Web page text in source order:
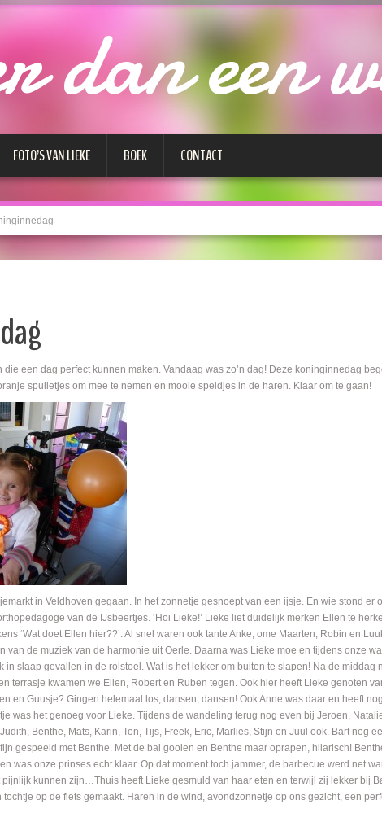
dan een
FOTO’S VAN LIEKE BOEK CONTACT
die een dag perfect kunnen maken. Vandaag was zo’n dag! Deze koninginnedag
spulletjes om mee te nemen en mooie speldjes in de haren. Klaar om te gaan!
in Veldhoven gegaan. In het zonnetje gesnoept van een ijsje. En wie stond er
van de IJsbeertjes. ‘Hoi Lieke!’ Lieke liet duidelijk merken Ellen te
‘Wat doet Ellen hier??’. Al snel waren ook tante Anke, ome Maarten, Robin en
van de muziek van de harmonie uit Oerle. Daarna was Lieke moe en tijdens onze
in slaap gevallen in de rolstoel. Wat is het lekker om buiten te slapen! Na de middag
terrasje kwamen we Ellen, Robert en Ruben tegen. Ook hier heeft Lieke genoten
en Guusje? Gingen helemaal los, dansen, dansen! Ook Anne was daar en heeft
was het genoeg voor Lieke. Tijdens de wandeling terug nog even bij Jeroen,
Benthe, Mats, Karin, Ton, Tijs, Freek, Eric, Marlies, Stijn en Juul ook. Bart nog
gespeeld met Benthe. Met de bal gooien en Benthe maar oprapen, hilarisch!
was onze prinses echt klaar. Op dat moment toch jammer, de barbecue werd net
pijnlijk kunnen zijn…Thuis heeft Lieke gesmuld van haar eten en terwijl zij lekker bij
tochtje op de fiets gemaakt. Haren in de wind, avondzonnetje op ons gezicht, een